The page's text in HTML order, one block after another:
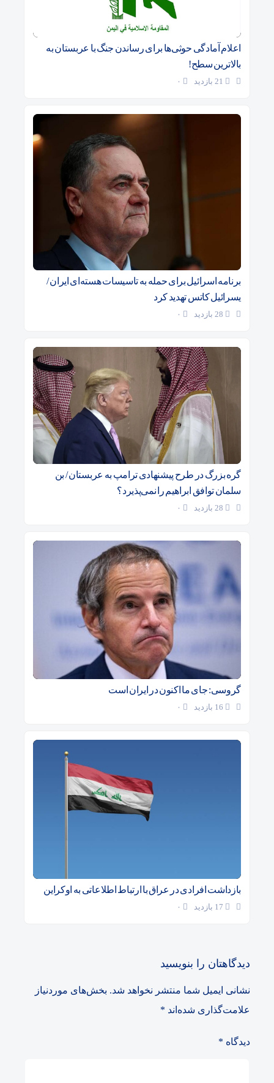
اعلام آمادگی حوثی‌ها برای رساندن جنگ با عربستان به
بالاترین سطح!
۰
برنامه اسرائیل برای حمله به تاسیسات هسته‌ای ایران /
یسرائیل کاتس تهدید کرد
۰
گره بزرگ در طرح پیشنهادی ترامپ به عربستان / بن
سلمان توافق ابراهیم را نمی‌پذیرد؟
۰
گروسی: جای ما اکنون در ایران است
۰
بازداشت افرادی در عراق با ارتباط اطلاعاتی به اوکراین
۰
دیدگاهتان را بنویسید
نشانی ایمیل شما منتشر نخواهد شد. بخش‌های موردنیاز
علامت‌گذاری شده‌اند *
دیدگاه *